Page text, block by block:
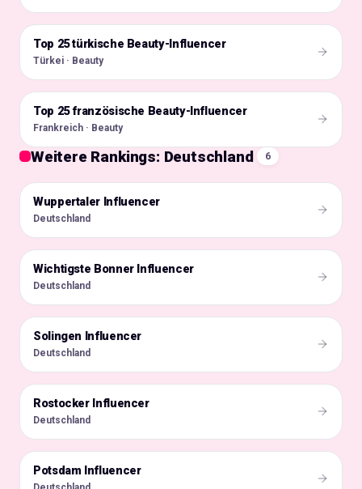
🇹🇷
Top 25 türkische Beauty-Influencer
Türkei · Beauty
🇫🇷
Top 25 französische Beauty-Influencer
Frankreich · Beauty
Weitere Rankings: Deutschland 6
🇩🇪
Wuppertaler Influencer
Deutschland
🇩🇪
Wichtigste Bonner Influencer
Deutschland
🇩🇪
Solingen Influencer
Deutschland
🇩🇪
Rostocker Influencer
Deutschland
🇩🇪
Potsdam Influencer